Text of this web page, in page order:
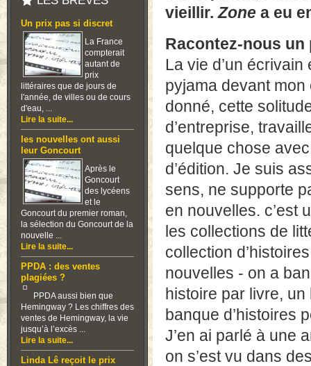
Un prix pas si discret
La France
compterait
autant de
prix
littéraires que de jours de
l'année, de villes ou de cours
d'eau, ...
Lire la suite...
les nouvelles ont aussi
leur Goncourt
Après le
Goncourt
des lycéens
et le
Goncourt du premier roman,
la sélection du Goncourt de la
nouvelle ...
Lire la suite...
PPDA : des ventes
plagiées ?
PPDA aussi bien que
Hemingway ? Les chiffres des
ventes de Hemingway, la vie
jusqu’à l’excès ...
Lire la suite...
Linda Lê reçoit le prix
vieillir.Zone a eu
Racontez-nous
La vie d’un
pyjama devant
donné, cette
d’entreprise,
quelque chose
d’édition. Je suis
sens, ne supporte
en nouvelles. c’est
les collections de
collection
nouvelles - on a
histoire par livre,
banque d’histoires
J’en ai parlé à une
on s’est vu dans